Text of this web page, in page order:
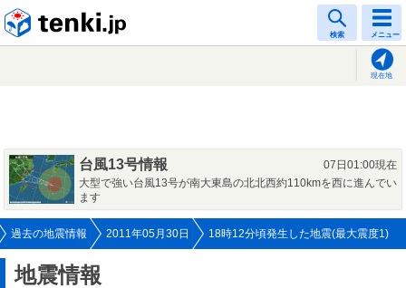
検索 メニュー
現在地
台風13号情報
07日01:00現在
大型で強い台風13号が南大東島の北北西約110kmを西に進んでい
ます
過去の地震情報 2011年05月30日 18時12分頃発生した地震(最大震度1)
地震情報